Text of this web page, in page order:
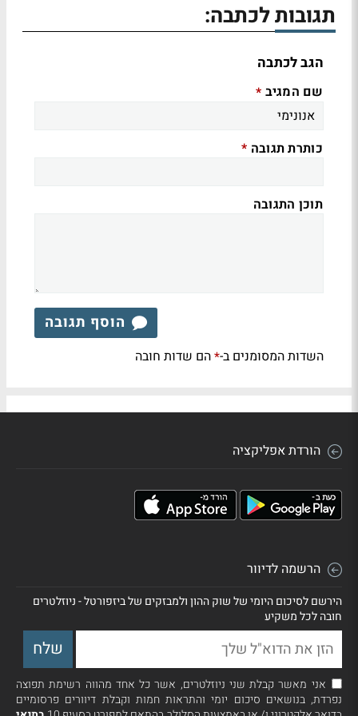
תגובות לכתבה:
הגב לכתבה
שם המגיב *
כותרת תגובה *
תוכן התגובה
הוסף תגובה
השדות המסומנים ב-*הם שדות חובה
הורדת אפליקציה
הרשמה לדיוור
הירשם לסיכום היומי של שוק ההון ולמבזקים של ביזפורטל - ניוזלטרים
חובה לכל משקיע
אני מאשר קבלת שני ניוזלטרים, אשר כל אחד מהווה רשימת תפוצה
נפרדת, בנושאים סיכום יומי והתראות חמות וקבלת דיוורים פרסומיים